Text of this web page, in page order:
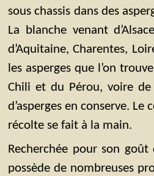
sous chassis dans des
La blanche venant
d’Aquitaine, Charentes,
les asperges que l’on
Chili et du Pérou, voire
d’asperges en conserve.
récolte se fait à la main.
Recherchée pour son goût
possède de nombreuses